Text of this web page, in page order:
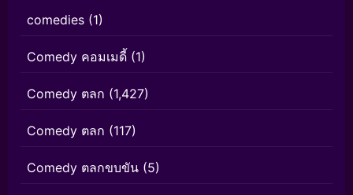
comedies (1)
Comedy คอมเมดี้ (1)
Comedy ตลก (1,427)
Comedy ตลก (117)
Comedy ตลกขบขัน (5)